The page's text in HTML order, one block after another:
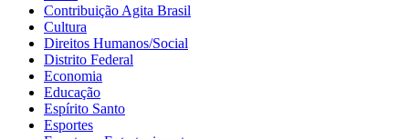
Contribuição Agita Brasil
Cultura
Direitos Humanos/Social
Distrito Federal
Economia
Educação
Espírito Santo
Esportes